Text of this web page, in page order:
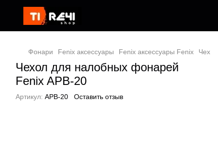
Фонари Fenix ​​аксессуары Fenix ​​аксессуары Fenix
Чехол для налобных фонарей
Fenix APB-20
Артикул: APB-20 Оставить отзыв